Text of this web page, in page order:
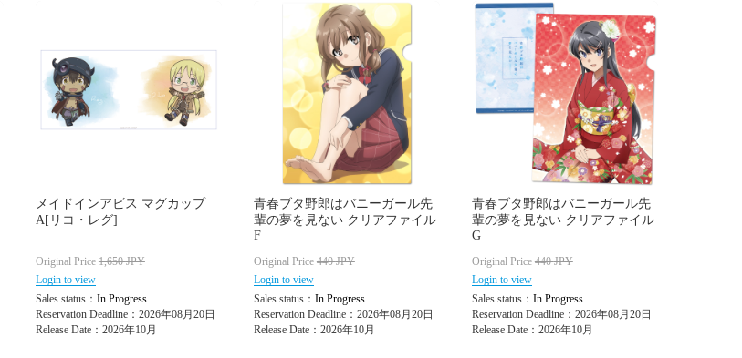
メイドインアビス マグカップ
A[リコ・レグ]
Original Price 1,650JPY
Login to view
Sales status： In Progress
Reservation Deadline：2026年08月20日
Release Date：2026年10月
青春ブタ野郎はバニーガール先
輩の夢を見ない クリアファイル
F
Original Price 440JPY
Login to view
Sales status： In Progress
Reservation Deadline：2026年08月20日
Release Date：2026年10月
青春ブタ野郎はバニーガール先
輩の夢を見ない クリアファイル
G
Original Price 440JPY
Login to view
Sales status： In Progress
Reservation Deadline：2026年08月20日
Release Date：2026年10月